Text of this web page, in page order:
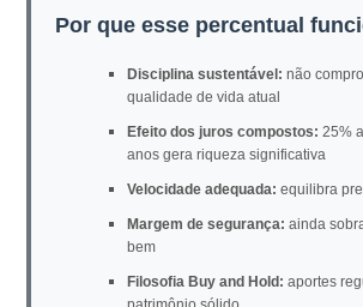
Por que esse percentual
Disciplina sustentável: não
qualidade de vida atual
Efeito dos juros compostos: 25%
anos gera riqueza significativa
Velocidade adequada: equilibra
Margem de segurança: ainda
bem
Filosofia Buy and Hold: aportes